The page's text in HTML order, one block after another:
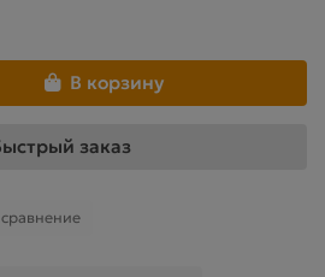
В корзину
заказ